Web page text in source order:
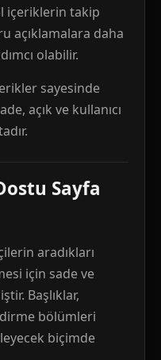
içeriklerin takip
açıklamalara daha
olabilir.
sayesinde
açık ve kullanıcı
Sayfa
aradıkları
için sade ve
Başlıklar,
bölümleri
biçimde